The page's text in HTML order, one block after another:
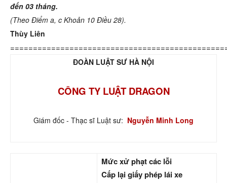
đến 03 tháng.
(Theo Điểm a, c Khoản 10 Điều 28).
Thùy Liên
ĐOÀN LUẬT SƯ HÀ NỘI
CÔNG TY LUẬT DRAGON
Giám đốc - Thạc sĩ Luật sư: Nguyễn Minh Long
Mức xử phạt các lỗi
Cấp lại giấy phép lái xe